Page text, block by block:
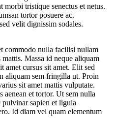
tristique senectus et netus.
tortor posuere ac.
velit dignissim sodales.
commodo nulla facilisi nullam
Massa id neque aliquam
amet cursus sit amet. Elit sed
aliquam sem fringilla ut. Proin
sit amet mattis vulputate.
et tortor. Ut sem nulla
sapien et ligula
Id diam vel quam elementum